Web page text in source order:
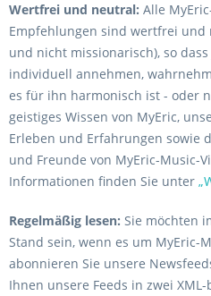
Wertfrei und neutral: Alle
Empfehlungen sind wertfrei
und nicht missionarisch), so
individuell annehmen,
es für ihn harmonisch ist - oder
geistiges Wissen von MyEric,
Erleben und Erfahrungen sowie
und Freunde von MyEric-Music-
Informationen finden Sie unter
Regelmäßig lesen: Sie möchten
Stand sein, wenn es um MyEric-
abonnieren Sie unsere
Ihnen unsere Feeds in zwei